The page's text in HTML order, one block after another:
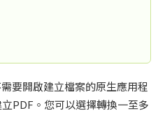
要開啟建立檔案的原生應用程
PDF。您可以選擇轉換一至多